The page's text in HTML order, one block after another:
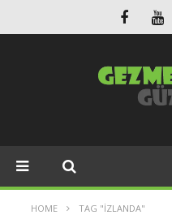
HOME TAG "İZLANDA"